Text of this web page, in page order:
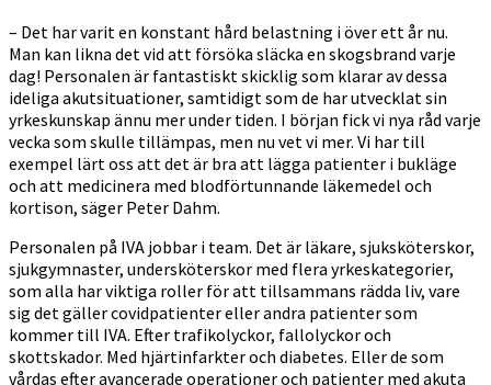
– Det har varit en konstant hård belastning i över ett år nu.
Man kan likna det vid att försöka släcka en skogsbrand varje
dag! Personalen är fantastiskt skicklig som klarar av dessa
ideliga akutsituationer, samtidigt som de har utvecklat sin
yrkeskunskap ännu mer under tiden. I början fick vi nya råd varje
vecka som skulle tillämpas, men nu vet vi mer. Vi har till
exempel lärt oss att det är bra att lägga patienter i bukläge
och att medicinera med blodförtunnande läkemedel och
kortison, säger Peter Dahm.
Personalen på IVA jobbar i team. Det är läkare, sjuksköterskor,
sjukgymnaster, undersköterskor med flera yrkeskategorier,
som alla har viktiga roller för att tillsammans rädda liv, vare
sig det gäller covidpatienter eller andra patienter som
kommer till IVA. Efter trafikolyckor, fallolyckor och
skottskador. Med hjärtinfarkter och diabetes. Eller de som
vårdas efter avancerade operationer och patienter med akuta